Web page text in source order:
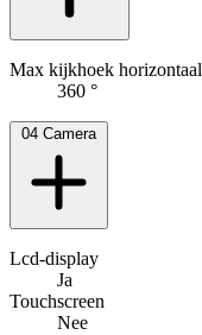
Max kijkhoek horizontaal
360 °
04 Camera
Lcd-display
Ja
Touchscreen
Nee